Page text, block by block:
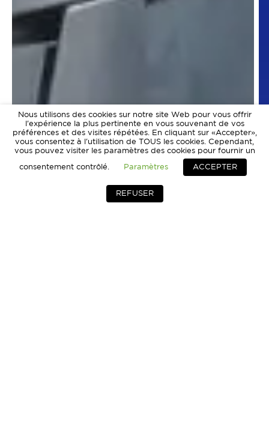
Nous utilisons des cookies sur notre site Web pour vous offrir
l'expérience la plus pertinente en vous souvenant de vos
préférences et des visites répétées. En cliquant sur «Accepter»,
vous consentez à l'utilisation de TOUS les cookies. Cependant,
vous pouvez visiter les paramètres des cookies pour fournir un
consentement contrôlé. Paramètres ACCEPTER
REFUSER